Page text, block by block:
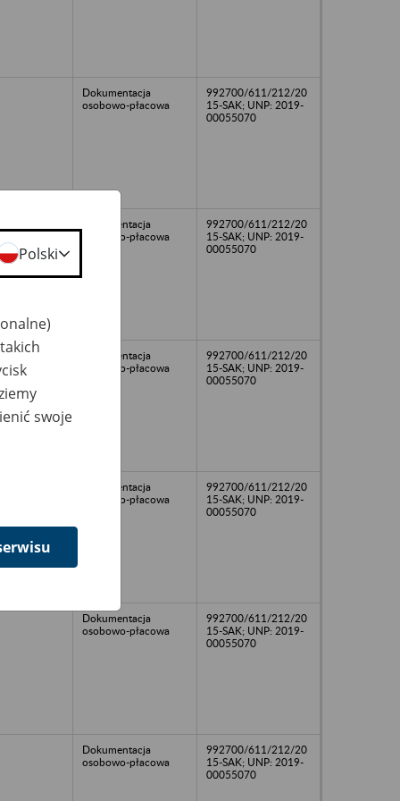
Dokumentacja
osobowo-płacowa
992700/611/212/20
15-SAK; UNP: 2019-
00055070
Dokumentacja
osobowo-płacowa
992700/611/212/20
15-SAK; UNP: 2019-
00055070
Dokumentacja
osobowo-płacowa
992700/611/212/20
15-SAK; UNP: 2019-
00055070
Dokumentacja
osobowo-płacowa
992700/611/212/20
15-SAK; UNP: 2019-
00055070
Dokumentacja
osobowo-płacowa
992700/611/212/20
15-SAK; UNP: 2019-
00055070
Dokumentacja
osobowo-płacowa
992700/611/212/20
15-SAK; UNP: 2019-
00055070
Polski
swoje